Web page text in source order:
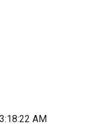
AM